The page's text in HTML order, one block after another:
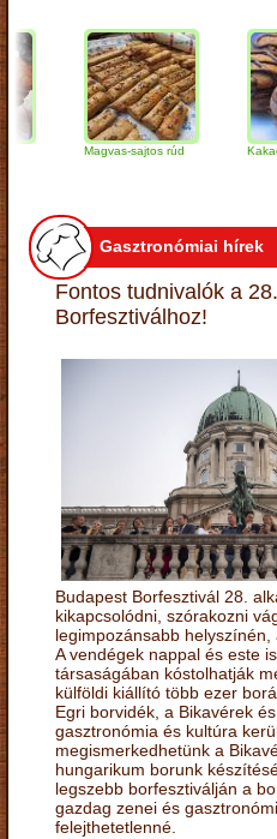
Magvas-sajtos rúd Kakaós
Gasztronómiai hírek
Fontos tudnivalók a
Borfesztiválhoz!
Budapest Borfesztivál 28.
kikapcsolódni, szórakozni
legimpozánsabb
A vendégek nappal és este
társaságában kóstolhatják
külföldi kiállító több ezer
Egri borvidék, a Bikavérek
gasztronómia és kultúra
megismerkedhetünk a
hungarikum borunk
legszebb borfesztiválján a
gazdag zenei és
felejthetetlenné.